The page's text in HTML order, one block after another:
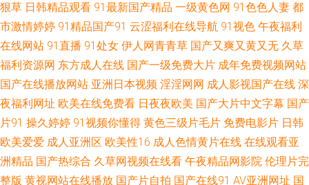
另类欧美人l 无码夜夜 91做爱视频 国产视频欧美 欧美打炮 午夜理论福利 操
日韩美在线 后入白丝美女 欧美综合色 亚洲H片成人版 超碰人人大 另类亚洲
色图 婷婷瑟瑟在线 91影院在线 国产白浆高潮流水 欧美色影院 性爱网日韩av
拍 欧美呦呦性爱网 亚洲综合激情色网 超碰91青娱乐吧 久草先锋毛片在线 少
妇黑料 97色色六月天 韩日123区 日不卡视频 做爱导航 成人国产自拍 老湿影
狠草 日韩精品观看 91最新国产精品 一级黄色网 91色色人妻 都
市激情婷婷 91精品国产91 云涩福利在线导航 91视色 午夜福利
在线网站 91直播 91处女 伊人网青青草 国产又爽又黄又无 久草
福利资源网 东方成人在线 国产一级免费大片 成年免费视频网站
国产在线播放网站 亚洲日本视频 淫淫网网 成人影视国产在线 深
夜福利网址 欧美在线免费看 日夜夜欧美 国产大片中文字幕 国产
片91 操久婷婷 91视频你懂得 黄色三级片毛片 免费电影片 日韩
欧美爱爱 成人亚洲区 欧美性16 成人色情黄片在线 在线观看亚
洲精品 国产热综合 久草网视频在线看 午夜精品网影院 伦理片完
整版 黄视网站在线播放 国产片自拍 国产在线91 AV亚洲网址 国